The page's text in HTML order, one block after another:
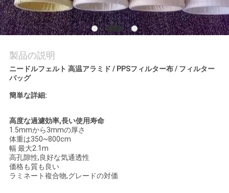
し
な
さ
い
引
用
を
要
求
製品の説明
ニードルフェルト 高温アラミド / PPSフィルター布 / フィルター
バッグ
簡単な詳細:
高度な過濾効率,長い使用寿命
1.5mmから3mmの厚さ
体重は350~800cm
幅 最大2.1m
高孔隙性,良好な気通透性
価格も質も良い
ラミネート複合物,グレードの対価